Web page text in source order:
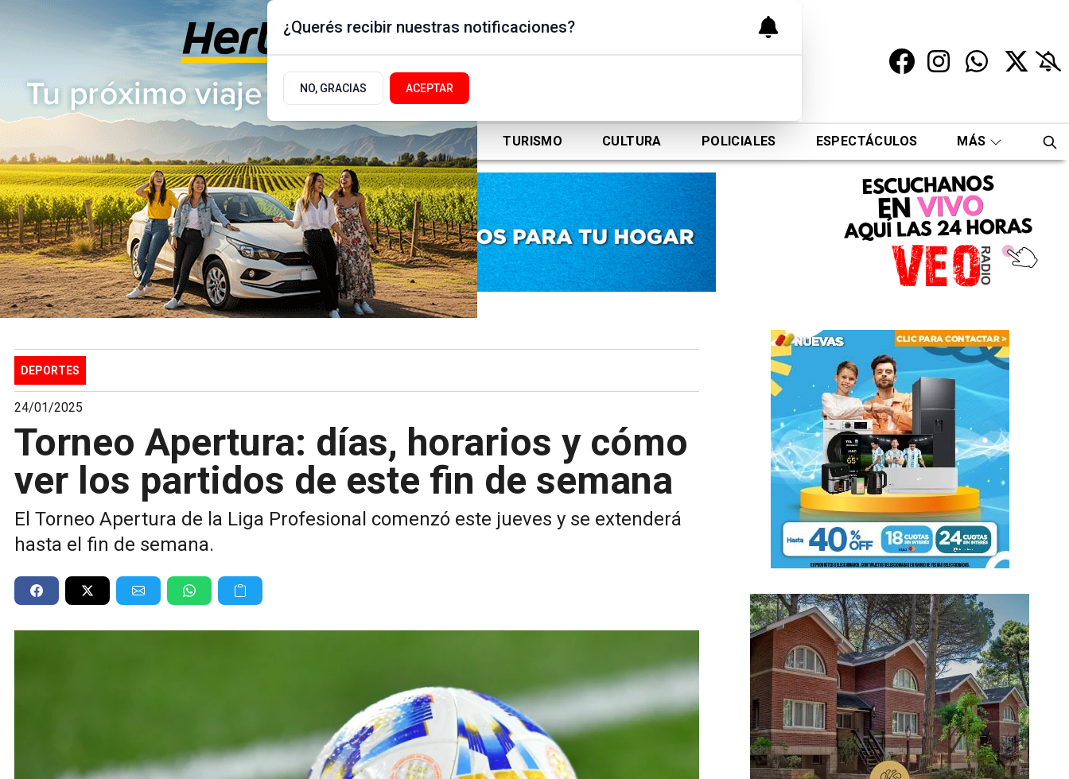
Jueves 6 de Agosto
de 2026
17.9ºc | Buenos Aires, AR
ACTUALIDAD POLÍTICA DEPORTES TURISMO CULTURA POLICIALES ESPECTÁCULOS MÁS
DEPORTES
24/01/2025
Torneo Apertura: días, horarios y cómo
ver los partidos de este fin de semana
El Torneo Apertura de la Liga Profesional comenzó este jueves y se extenderá
hasta el fin de semana.
¿Querés recibir nuestras notificaciones?
NO, GRACIAS ACEPTAR